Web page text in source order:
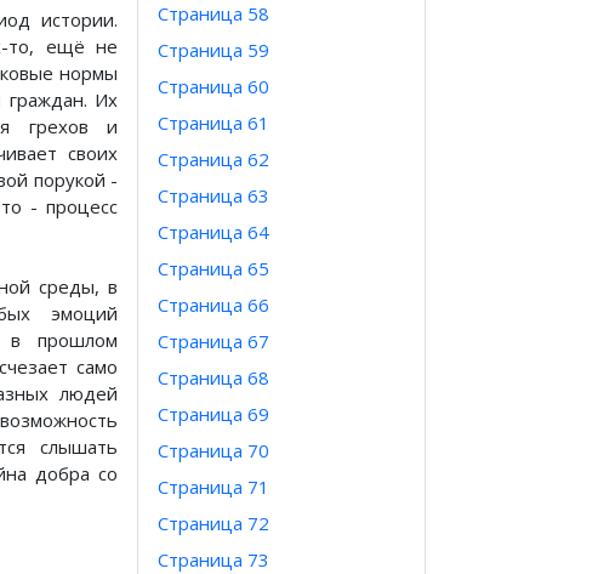
Страница 58
Страница 59
Страница 60
Страница 61
Страница 62
Страница 63
Страница 64
Страница 65
Страница 66
Страница 67
Страница 68
Страница 69
Страница 70
Страница 71
Страница 72
Страница 73
истории.
то, ещё не
нормы
граждан. Их
грехов и
своих
порукой -
- процесс
среды, в
эмоций
в прошлом
само
людей
слышать
добра со